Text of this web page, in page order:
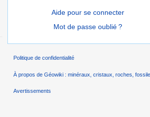
Aide pour se connecter
Mot de passe oublié ?
Politique de confidentialité
À propos de Géowiki : minéraux, cristaux, roches,
Avertissements